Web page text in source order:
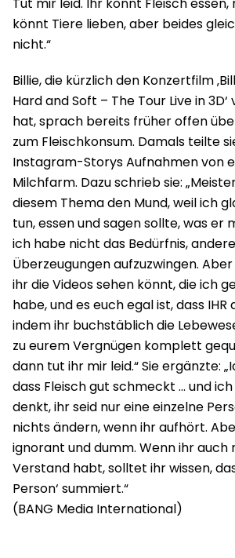
könnt Tiere lieben, aber beides
nicht.“
Billie, die kürzlich den Konzertfilm
Hard and Soft – The Tour Live in
hat, sprach bereits früher offen
zum Fleischkonsum. Damals teilte
Instagram-Storys Aufnahmen von
Milchfarm. Dazu schrieb sie:
diesem Thema den Mund, weil ich
tun, essen und sagen sollte, was er
ich habe nicht das Bedürfnis,
Überzeugungen aufzuzwingen.
ihr die Videos sehen könnt, die ich
habe, und es euch egal ist, dass
indem ihr buchstäblich die
zu eurem Vergnügen komplett
dann tut ihr mir leid.“ Sie ergänzte:
dass Fleisch gut schmeckt … und
denkt, ihr seid nur eine einzelne
nichts ändern, wenn ihr aufhört.
ignorant und dumm. Wenn ihr auch
Verstand habt, solltet ihr wissen,
Person‘ summiert.“